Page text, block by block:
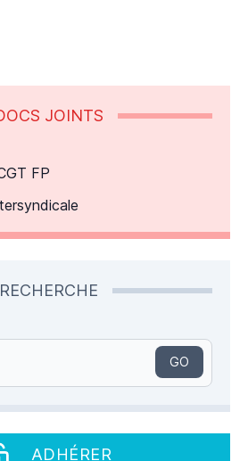
JOINTS
FP
RECHERCHE
GO
ADHÉRER